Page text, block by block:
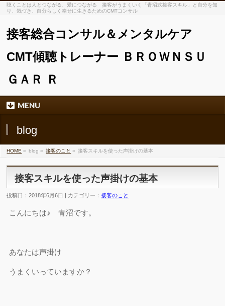
聴くことは人とつながる、愛につながる 接客がうまくいく「青沼式接客スキル」と自分を知
り、気づき、自分らしく幸せに生きるためのCMTコンサル
接客総合コンサル＆メンタルケア
CMT傾聴トレーナー ＢＲＯＷＮＳＵ
ＧＡＲ Ｒ
MENU
blog
HOME » blog » 接客のこと » 接客スキルを使った声掛けの基本
接客スキルを使った声掛けの基本
投稿日：2018年6月6日 | カテゴリー：接客のこと
こんにちは♪ 青沼です。
あなたは声掛け
うまくいっていますか？